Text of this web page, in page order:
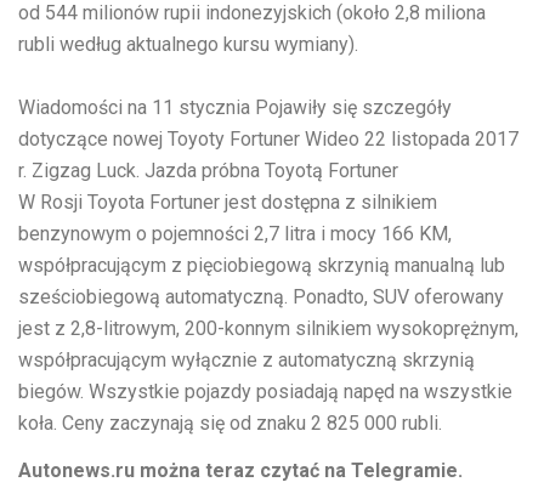
od 544 milionów rupii indonezyjskich (około 2,8 miliona
rubli według aktualnego kursu wymiany).
Wiadomości na 11 stycznia Pojawiły się szczegóły
dotyczące nowej Toyoty Fortuner Wideo 22 listopada 2017
r. Zigzag Luck. Jazda próbna Toyotą Fortuner
W Rosji Toyota Fortuner jest dostępna z silnikiem
benzynowym o pojemności 2,7 litra i mocy 166 KM,
współpracującym z pięciobiegową skrzynią manualną lub
sześciobiegową automatyczną. Ponadto, SUV oferowany
jest z 2,8-litrowym, 200-konnym silnikiem wysokoprężnym,
współpracującym wyłącznie z automatyczną skrzynią
biegów. Wszystkie pojazdy posiadają napęd na wszystkie
koła. Ceny zaczynają się od znaku 2 825 000 rubli.
Autonews.ru można teraz czytać na Telegramie.